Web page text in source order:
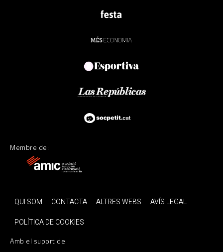
Membre de:
QUI SOM CONTACTA ALTRES WEBS
AVÍS LEGAL
POLÍTICA DE COOKIES
Amb el suport de